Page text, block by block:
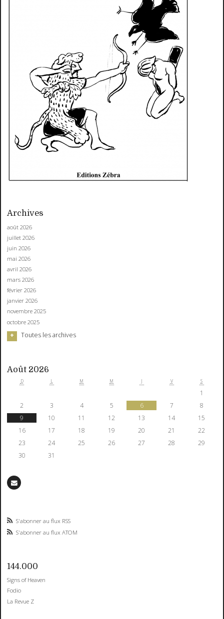
Archives
août 2026
juillet 2026
juin 2026
mai 2026
avril 2026
mars 2026
février 2026
janvier 2026
novembre 2025
octobre 2025
Toutes les archives
Août 2026
D L M M J V S
1
2
3 4 5 6 7
8
9
10 11 12 13 14
15
16
17 18 19 20 21
22
23
24 25 26 27 28
29
30
31
S'abonner au flux RSS
S'abonner au flux ATOM
144.000
Signs of Heaven
Fodio
La Revue Z